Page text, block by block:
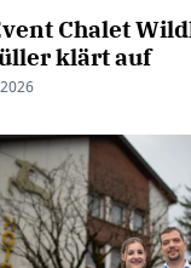
Chalet
klärt auf